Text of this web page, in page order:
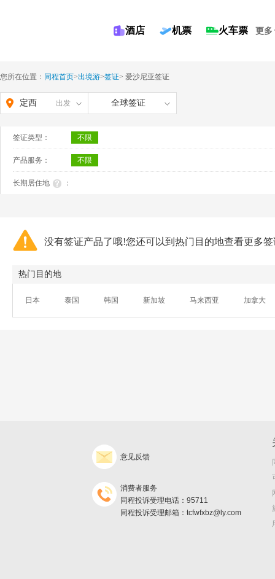
酒店 机票 火车票 更多
您所在位置： 同程首页>出境游>签证> 爱沙尼亚签证
定西 出发 全球签证
签证类型： 不限
产品服务： 不限
长期居住地 ：
没有签证产品了哦!您还可以到热门目的地查看更多
热门目的地
日本 泰国 韩国 新加坡 马来西亚 加拿大
意见反馈
消费者服务
同程投诉受理电话：95711
同程投诉受理邮箱：tcfwfxbz@ly.com